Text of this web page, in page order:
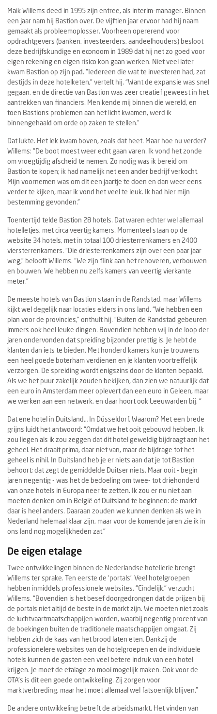
Maik Willems deed in 1995 zijn entree, als interim-manager. Binnen
een jaar nam hij Bastion over. De vijftien jaar ervoor had hij naam
gemaakt als probleemoplosser. Voorheen opererend voor
opdrachtgevers (banken, investeerders, aandeelhouders) besloot
deze bedrijfskundige en econoom in 1989 dat hij net zo goed voor
eigen rekening en eigen risico kon gaan werken. Niet veel later
kwam Bastion op zijn pad. “Iedereen die wat te investeren had, zat
destijds in deze hotelketen,” vertelt hij. “Want de expansie was snel
gegaan, en de directie van Bastion was zeer creatief geweest in het
aantrekken van financiers. Men kende mij binnen die wereld, en
toen Bastions problemen aan het licht kwamen, werd ik
binnengehaald om orde op zaken te stellen.”
Dat lukte. Het lek kwam boven, zoals dat heet. Maar hoe nu verder?
Willems: “De boot moest weer echt gaan varen. Ik vond het zonde
om vroegtijdig afscheid te nemen. Zo nodig was ik bereid om
Bastion te kopen; ik had namelijk net een ander bedrijf verkocht.
Mijn voornemen was om dit een jaartje te doen en dan weer eens
verder te kijken, maar ik vond het veel te leuk. Ik had hier mijn
bestemming gevonden.”
Toentertijd telde Bastion 28 hotels. Dat waren echter wel allemaal
hotelletjes, met circa veertig kamers. Momenteel staan op de
website 34 hotels, met in totaal 100 driesterrenkamers en 2400
viersterrenkamers. “Die driesterrenkamers zijn over een paar jaar
weg,” belooft Willems. “We zijn flink aan het renoveren, verbouwen
en bouwen. We hebben nu zelfs kamers van veertig vierkante
meter.”
De meeste hotels van Bastion staan in de Randstad, maar Willems
kijkt wel degelijk naar locaties elders in ons land. “We hebben een
plan voor de provincies,” onthult hij. “Buiten de Randstad gebeuren
immers ook heel leuke dingen. Bovendien hebben wij in de loop der
jaren ondervonden dat spreiding bijzonder prettig is. Je hebt de
klanten dan iets te bieden. Met honderd kamers kun je trouwens
een heel goede boterham verdienen en je klanten voortreffelijk
verzorgen. De spreiding wordt enigszins door de klanten bepaald.
Als we het puur zakelijk zouden bekijken, dan zien we natuurlijk dat
een euro in Amsterdam meer oplevert dan een euro in Geleen, maar
we werken aan een netwerk, en daar hoort ook Leeuwarden bij. “
Dat ene hotel in Duitsland… In Düsseldorf. Waarom? Met een brede
grijns luidt het antwoord: “Omdat we het ooit gebouwd hebben. Ik
zou liegen als ik zou zeggen dat dit hotel geweldig bijdraagt aan het
geheel. Het draait prima, daar niet van, maar de bijdrage tot het
geheel is nihil. In Duitsland heb je er niets aan dat je tot Bastion
behoort; dat zegt de gemiddelde Duitser niets. Maar ooit - begin
jaren negentig - was het de bedoeling om twee- tot driehonderd
van onze hotels in Europa neer te zetten. Ik zou er nu niet aan
moeten denken om in België of Duitsland te beginnen: de markt
daar is heel anders. Daaraan zouden we kunnen denken als we in
Nederland helemaal klaar zijn, maar voor de komende jaren zie ik in
ons land nog mogelijkheden zat.”
De eigen etalage
Twee ontwikkelingen binnen de Nederlandse hotellerie brengt
Willems ter sprake. Ten eerste de ‘portals’. Veel hotelgroepen
hebben inmiddels professionele websites. “Eindelijk,” verzucht
Willems. “Bovendien is het besef doorgedrongen dat de prijzen bij
de portals niet altijd de beste in de markt zijn. We moeten niet zoals
de luchtvaartmaatschappijen worden, waarbij negentig procent van
de boekingen buiten de traditionele maatschappijen omgaat. Zij
hebben zich de kaas van het brood laten eten. Dankzij de
professionelere websites van de hotelgroepen en de individuele
hotels kunnen de gasten een veel betere indruk van een hotel
krijgen. Je moet de etalage zo mooi mogelijk maken. Ook voor de
OTA’s is dit een goede ontwikkeling. Zij zorgen voor
marktverbreding, maar het moet allemaal wel fatsoenlijk blijven.”
De andere ontwikkeling betreft de arbeidsmarkt. Het vinden van